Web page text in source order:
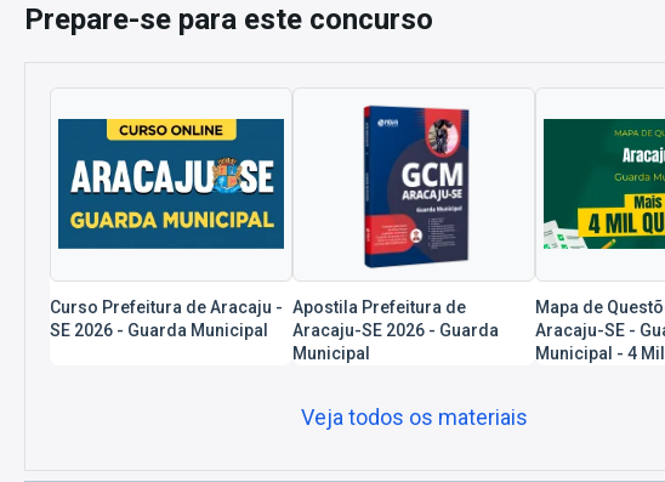
Prepare-se para este concurso
Curso Prefeitura de Aracaju -
SE 2026 - Guarda Municipal
Apostila Prefeitura de
Aracaju-SE 2026 - Guarda
Municipal
Mapa de
Aracaju-SE -
Municipal - 4
Veja todos os materiais